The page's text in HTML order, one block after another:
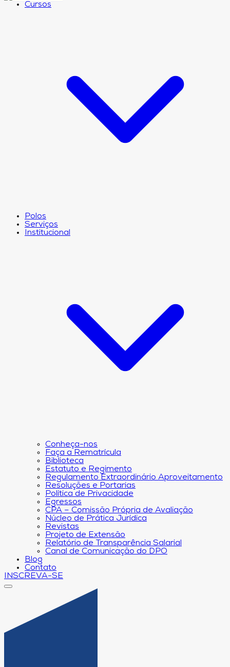
Cursos
Polos
Serviços
Institucional
Conheça-nos
Faça a Rematrícula
Biblioteca
Estatuto e Regimento
Regulamento Extraordinário Aproveitamento
Resoluções e Portarias
Política de Privacidade
Egressos
CPA – Comissão Própria de Avaliação
Núcleo de Prática Jurídica
Revistas
Projeto de Extensão
Relatório de Transparência Salarial
Canal de Comunicação do DPO
Blog
Contato
INSCREVA-SE